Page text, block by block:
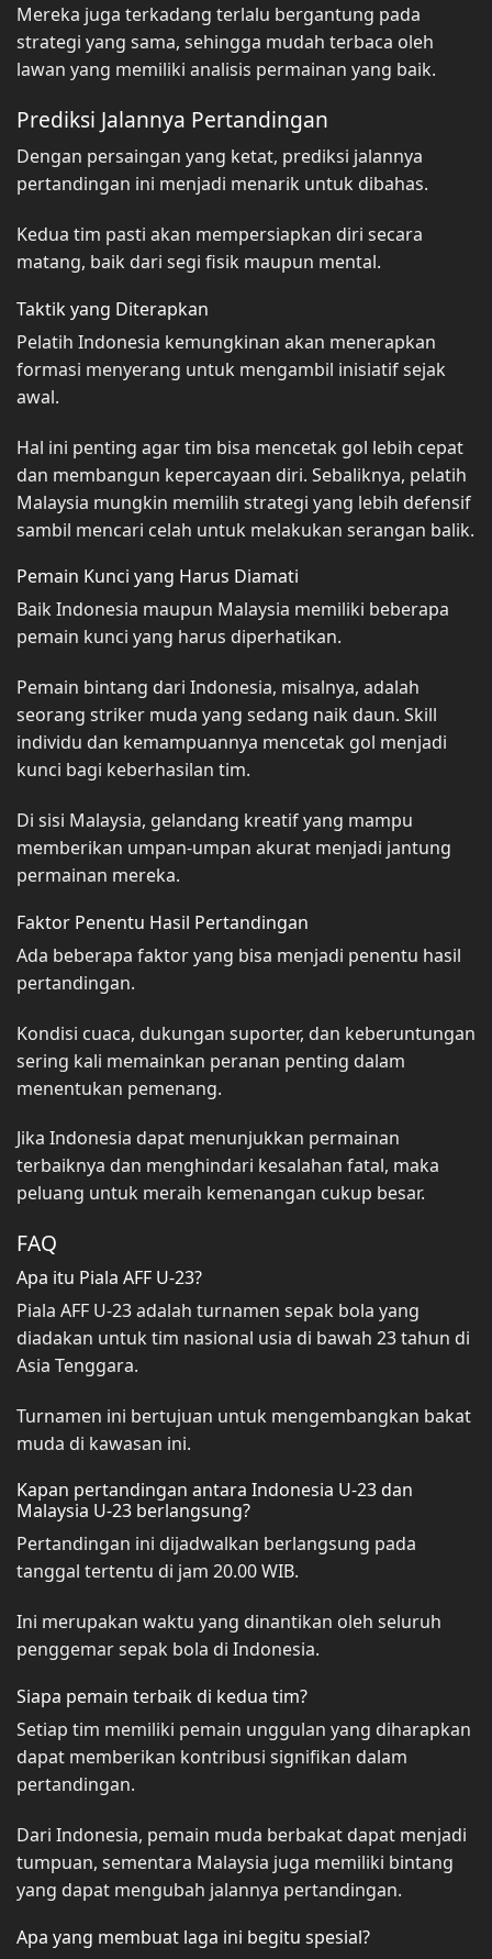
Mereka juga terkadang terlalu bergantung pada
strategi yang sama, sehingga mudah terbaca oleh
lawan yang memiliki analisis permainan yang baik.
Prediksi Jalannya Pertandingan
Dengan persaingan yang ketat, prediksi jalannya
pertandingan ini menjadi menarik untuk dibahas.
Kedua tim pasti akan mempersiapkan diri secara
matang, baik dari segi fisik maupun mental.
Taktik yang Diterapkan
Pelatih Indonesia kemungkinan akan menerapkan
formasi menyerang untuk mengambil inisiatif sejak
awal.
Hal ini penting agar tim bisa mencetak gol lebih cepat
dan membangun kepercayaan diri. Sebaliknya, pelatih
Malaysia mungkin memilih strategi yang lebih defensif
sambil mencari celah untuk melakukan serangan balik.
Pemain Kunci yang Harus Diamati
Baik Indonesia maupun Malaysia memiliki beberapa
pemain kunci yang harus diperhatikan.
Pemain bintang dari Indonesia, misalnya, adalah
seorang striker muda yang sedang naik daun. Skill
individu dan kemampuannya mencetak gol menjadi
kunci bagi keberhasilan tim.
Di sisi Malaysia, gelandang kreatif yang mampu
memberikan umpan-umpan akurat menjadi jantung
permainan mereka.
Faktor Penentu Hasil Pertandingan
Ada beberapa faktor yang bisa menjadi penentu hasil
pertandingan.
Kondisi cuaca, dukungan suporter, dan keberuntungan
sering kali memainkan peranan penting dalam
menentukan pemenang.
Jika Indonesia dapat menunjukkan permainan
terbaiknya dan menghindari kesalahan fatal, maka
peluang untuk meraih kemenangan cukup besar.
FAQ
Apa itu Piala AFF U-23?
Piala AFF U-23 adalah turnamen sepak bola yang
diadakan untuk tim nasional usia di bawah 23 tahun di
Asia Tenggara.
Turnamen ini bertujuan untuk mengembangkan bakat
muda di kawasan ini.
Kapan pertandingan antara Indonesia U-23 dan
Malaysia U-23 berlangsung?
Pertandingan ini dijadwalkan berlangsung pada
tanggal tertentu di jam 20.00 WIB.
Ini merupakan waktu yang dinantikan oleh seluruh
penggemar sepak bola di Indonesia.
Siapa pemain terbaik di kedua tim?
Setiap tim memiliki pemain unggulan yang diharapkan
dapat memberikan kontribusi signifikan dalam
pertandingan.
Dari Indonesia, pemain muda berbakat dapat menjadi
tumpuan, sementara Malaysia juga memiliki bintang
yang dapat mengubah jalannya pertandingan.
Apa yang membuat laga ini begitu spesial?